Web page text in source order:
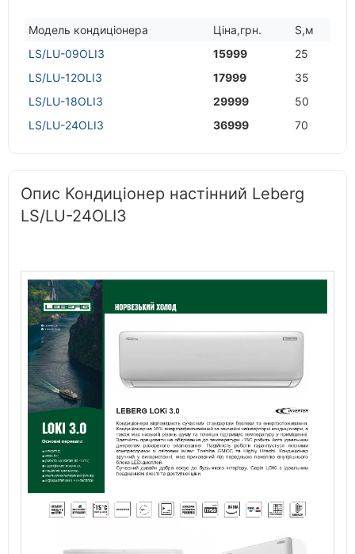
Модель кондицiонера Цiна,грн.
S,м
LS/LU-09OLI3
15999
25
LS/LU-12OLI3
17999
35
LS/LU-18OLI3
29999
50
LS/LU-24OLI3
36999 70
Опис Кондиціонер настінний Leberg
LS/LU-24OLI3